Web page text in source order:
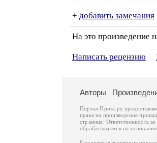
+ добавить замечания
На это произведение
Написать рецензию
Авторы
Портал Проза.ру
права на произведения
странице. Ответственность
обрабатываются на основании